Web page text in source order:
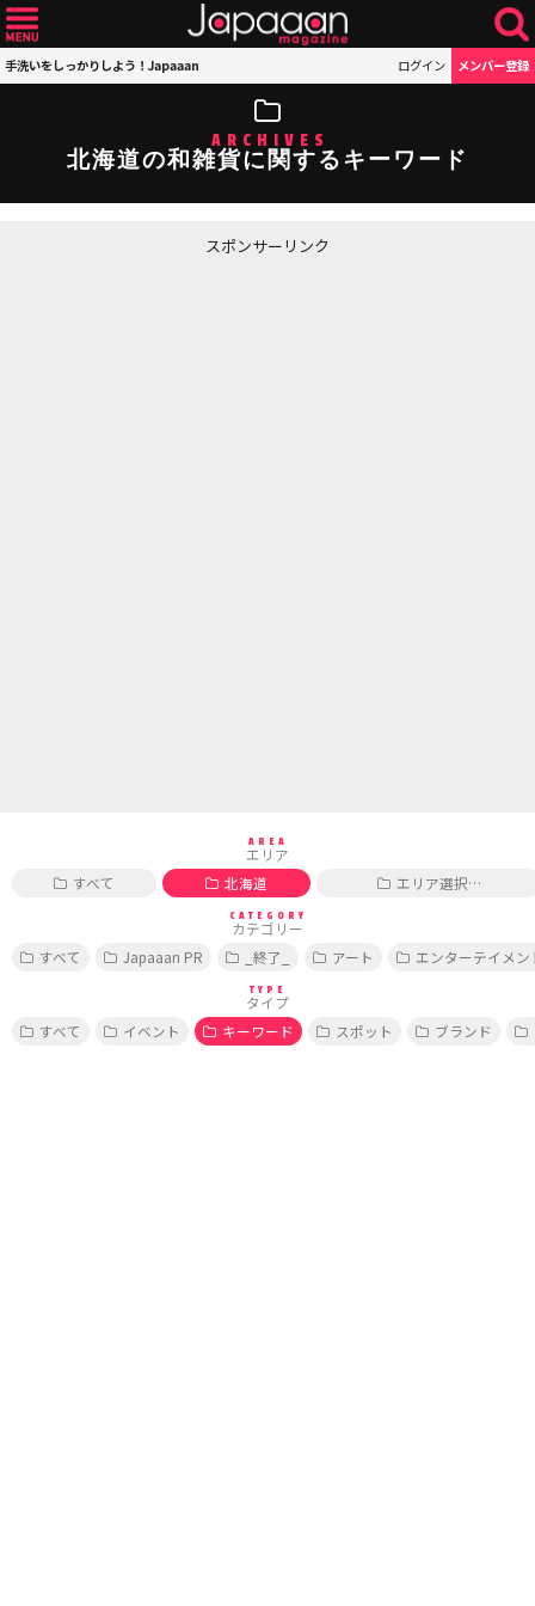
手洗いをしっかりしよう！Japaaan ログイン メンバー登録
ARCHIVES
北海道の和雑貨に関するキーワード
スポンサーリンク
AREA
エリア
すべて
北海道 エリア選択…
CATEGORY
カテゴリー
すべて
Japaaan PR _終了_ アート エンターテイメン
TYPE
タイプ
すべて
イベント キーワード スポット ブランド